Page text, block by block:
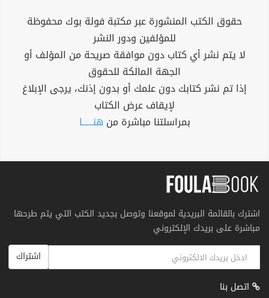
حقوق الكتب المنشورة عبر مكتبة فولة بوك محفوظة
للمؤلفين ودور النشر
لا يتم نشر أي كتاب دون موافقة صريحة من المؤلف أو
الجهة المالكة للحقوق
إذا تم نشر كتابك دون علمك أو بدون إذنك، يرجى الإبلاغ
لإيقاف عرض الكتاب
بمراسلتنا مباشرة من هنــــــا
اشترك بالقائمة البريدية لموقعنا وتوصل بجديد الكتب التي يتم طرحها
مباشرة على بريدك الإلكتروني
اشتراك
اتصل بنا